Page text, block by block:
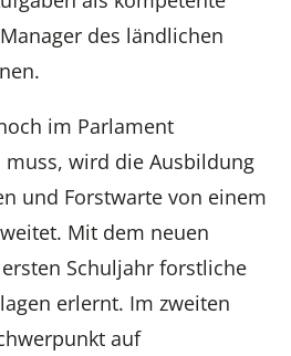
des ländlichen
im Parlament
muss, wird die Ausbildung
und Forstwarte von einem
Mit dem neuen
Schuljahr forstliche
erlernt. Im zweiten
auf